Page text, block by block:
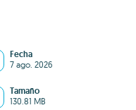
Fecha
7 ago. 2026
Tamaño
130.81 MB